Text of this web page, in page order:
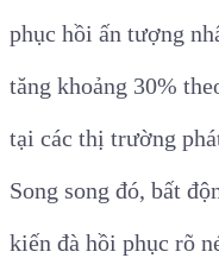
phục hồi ấn tượng
tăng khoảng 30%
tại các thị trường
Song song đó, bất
kiến đà hồi phục rõ